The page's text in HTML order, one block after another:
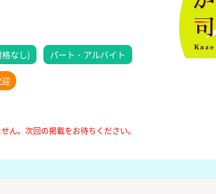
なし) パート・アルバイト
ん。次回の掲載をお待ちください。